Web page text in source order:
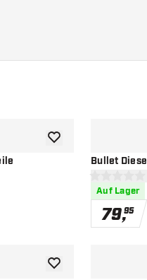
öffnen
Zur Wunschliste
Bullet
0
Auf Lager
79,95
Zur Wunschliste